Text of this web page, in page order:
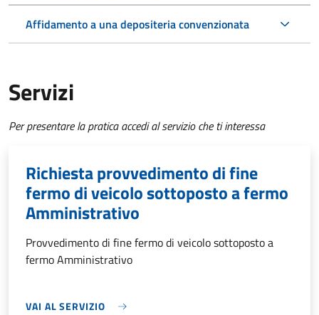
Affidamento a una depositeria convenzionata
Servizi
Per presentare la pratica accedi al servizio che ti interessa
Richiesta provvedimento di fine
fermo di veicolo sottoposto a fermo
Amministrativo
Provvedimento di fine fermo di veicolo sottoposto a
fermo Amministrativo
VAI AL SERVIZIO